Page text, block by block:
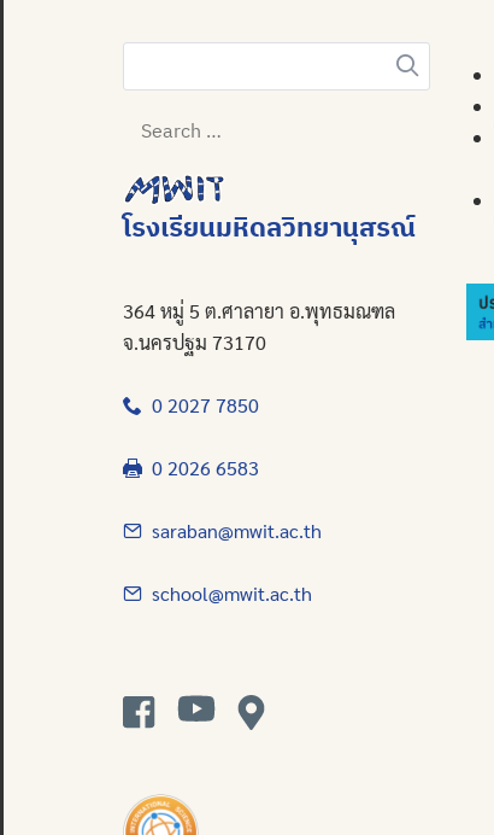
Search
for:
โรงเรียนมหิดลวิทยานุสรณ์
364 หมู่ 5 ต.ศาลายา อ.พุทธมณฑล
จ.นครปฐม 73170
0 2027 7850
0 2026 6583
saraban@mwit.ac.th
school@mwit.ac.th